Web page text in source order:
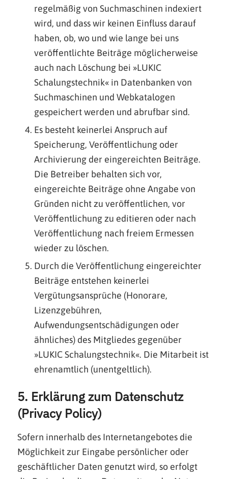
regelmäßig von Suchmaschinen indexiert
wird, und dass wir keinen Einfluss darauf
haben, ob, wo und wie lange bei uns
veröffentlichte Beiträge möglicherweise
auch nach Löschung bei »LUKIC
Schalungstechnik« in Datenbanken von
Suchmaschinen und Webkatalogen
gespeichert werden und abrufbar sind.
Es besteht keinerlei Anspruch auf
Speicherung, Veröffentlichung oder
Archivierung der eingereichten Beiträge.
Die Betreiber behalten sich vor,
eingereichte Beiträge ohne Angabe von
Gründen nicht zu veröffentlichen, vor
Veröffentlichung zu editieren oder nach
Veröffentlichung nach freiem Ermessen
wieder zu löschen.
Durch die Veröffentlichung eingereichter
Beiträge entstehen keinerlei
Vergütungsansprüche (Honorare,
Lizenzgebühren,
Aufwendungsentschädigungen oder
ähnliches) des Mitgliedes gegenüber
»LUKIC Schalungstechnik«. Die Mitarbeit ist
ehrenamtlich (unentgeltlich).
5. Erklärung zum Datenschutz
(Privacy Policy)
Sofern innerhalb des Internetangebotes die
Möglichkeit zur Eingabe persönlicher oder
geschäftlicher Daten genutzt wird, so erfolgt